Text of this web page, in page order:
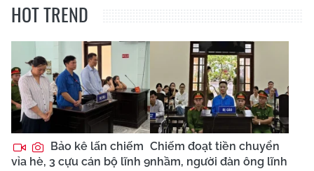
HOT TREND
Bảo kê lấn chiếm
vỉa hè, 3 cựu cán bộ lĩnh 9
Chiếm đoạt tiền chuyển
nhầm, người đàn ông lĩnh